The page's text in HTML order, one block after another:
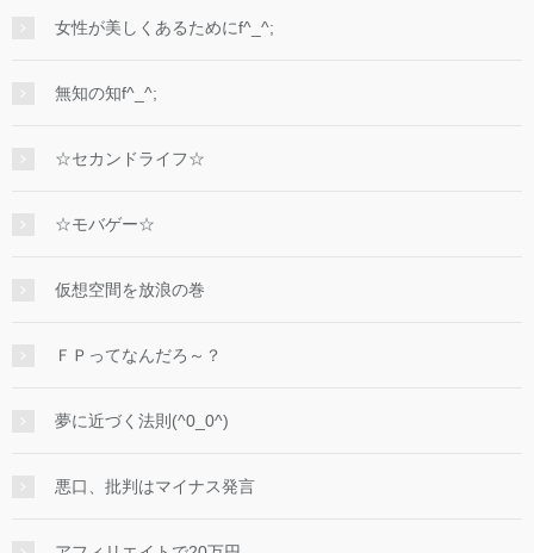
女性が美しくあるためにf^_^;
無知の知f^_^;
☆セカンドライフ☆
☆モバゲー☆
仮想空間を放浪の巻
ＦＰってなんだろ～？
夢に近づく法則(^0_0^)
悪口、批判はマイナス発言